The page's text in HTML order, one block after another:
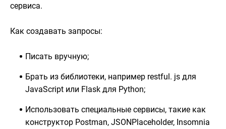
сервиса.
Как создавать запросы:
Писать вручную;
Брать из библиотеки, например restful. js для
JavaScript или Flask для Python;
Использовать специальные сервисы, такие как
конструктор Postman, JSONPlaceholder, Insomnia